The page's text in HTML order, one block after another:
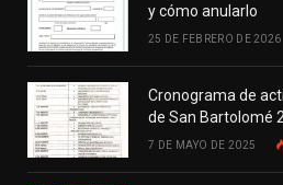
y cómo anularlo
25 DE FEBRERO DE 2026
Cronograma de
de San Bartolomé
7 DE MAYO DE 2025